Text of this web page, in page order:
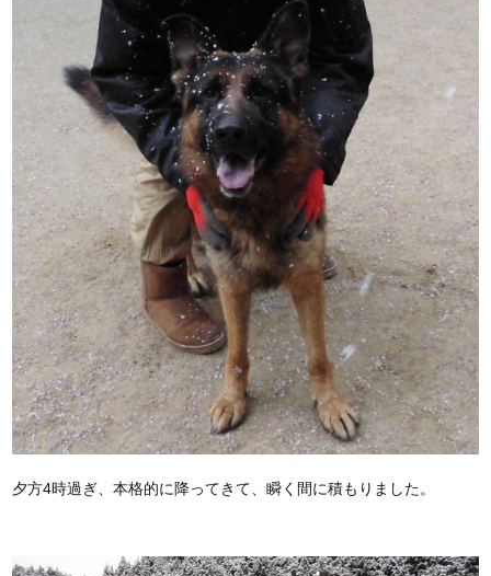
夕方4時過ぎ、本格的に降ってきて、瞬く間に積もりました。